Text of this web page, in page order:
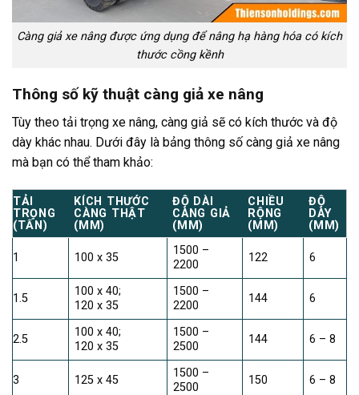
Càng giả xe nâng được ứng dụng để nâng hạ hàng hóa có kích
thước cồng kềnh
Thông số kỹ thuật càng giả xe nâng
Tùy theo tải trọng xe nâng, càng giả sẽ có kích thước và độ
dày khác nhau. Dưới đây là bảng thông số càng giả xe nâng
mà bạn có thể tham khảo:
TẢI
TRỌNG
(TẤN)
KÍCH THƯỚC
CÀNG THẬT
(MM)
ĐỘ DÀI
CÀNG GIẢ
(MM)
CHIỀU
RỘNG
(MM)
ĐỘ
DÀY
(MM)
1 100 x 35
1500 –
2200
122 6
1.5
100 x 40;
120 x 35
1500 –
2200
144 6
2.5
100 x 40;
120 x 35
1500 –
2500
144 6 – 8
3 125 x 45
1500 –
2500
150 6 – 8